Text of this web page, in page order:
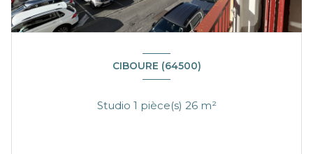
CIBOURE (64500)
Studio 1 pièce(s) 26 m²